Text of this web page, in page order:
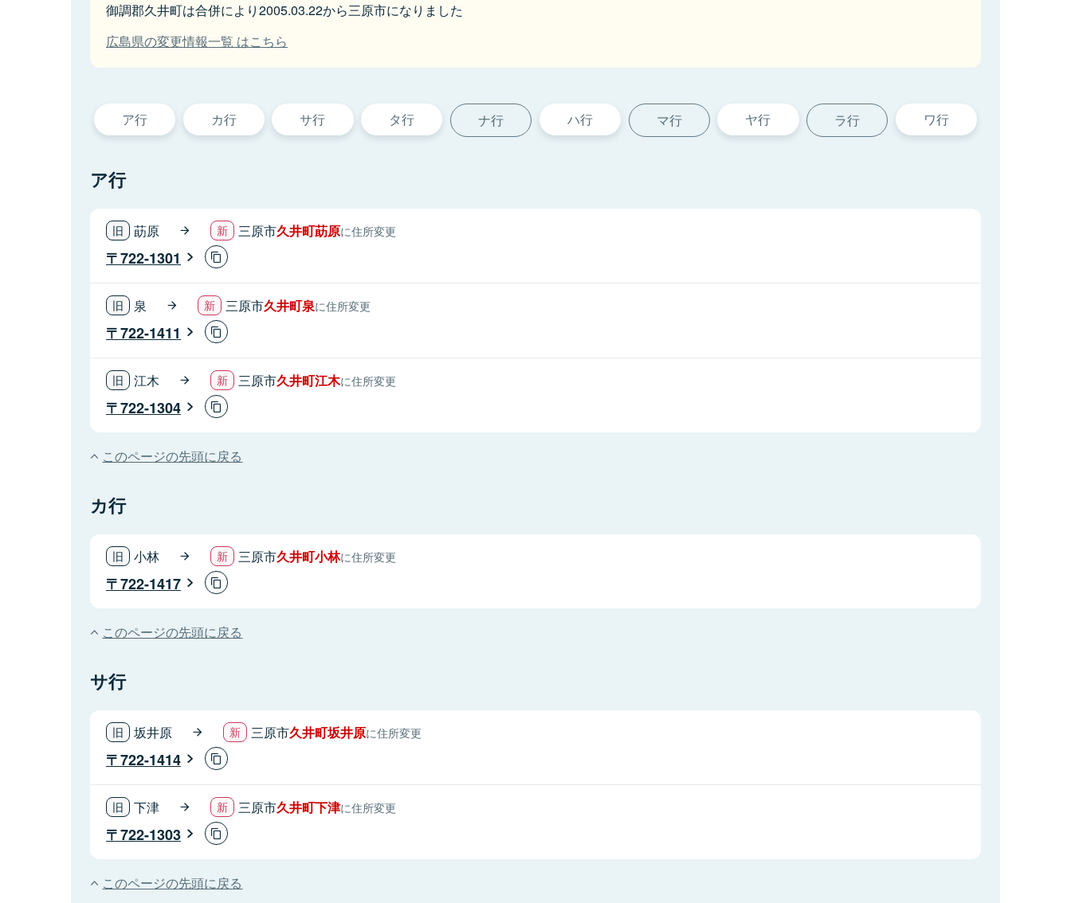
御調郡久井町は合併により2005.03.22から三原市になりました
広島県の変更情報一覧 はこちら
ア行 カ行 サ行 タ行 ナ行 ハ行 マ行 ヤ行 ラ行 ワ行
ア行
莇原 三原市久井町莇原に住所変更
722-1301
泉 三原市久井町泉に住所変更
722-1411
江木 三原市久井町江木に住所変更
722-1304
このページの先頭に戻る
カ行
小林 三原市久井町小林に住所変更
722-1417
このページの先頭に戻る
サ行
坂井原 三原市久井町坂井原に住所変更
722-1414
下津 三原市久井町下津に住所変更
722-1303
このページの先頭に戻る